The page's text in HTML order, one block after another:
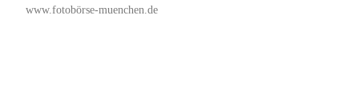
www.fotobörse-muenchen.de